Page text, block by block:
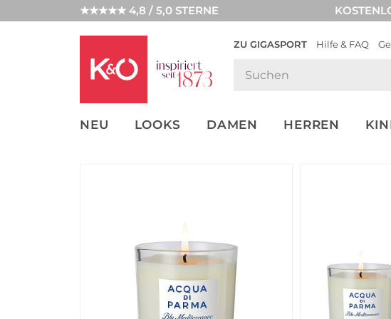
★★★★★ 4,8 / 5,0 STERNE
ZU GIGASPORT Hilfe & FAQ
NEU LOOKS DAMEN HERREN
NEW IN
WEDDING